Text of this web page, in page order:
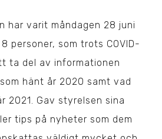
har varit måndagen 28 juni
personer, som trots COVID-
ta del av informationen
hänt år 2020 samt vad
2021. Gav styrelsen sina
tips på nyheter som dem